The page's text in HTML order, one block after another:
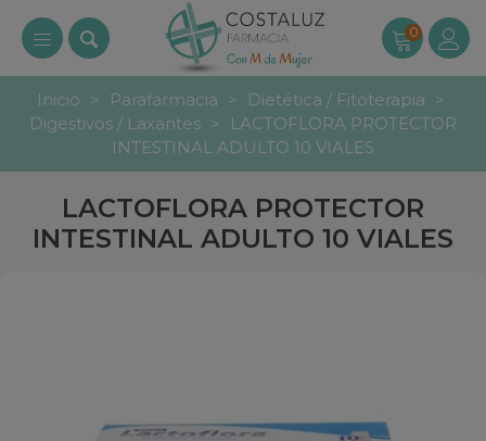
0
Inicio > Parafarmacia > Dietética / Fitoterapia >
Digestivos / Laxantes >
LACTOFLORA PROTECTOR
INTESTINAL ADULTO 10 VIALES
LACTOFLORA PROTECTOR
INTESTINAL ADULTO 10 VIALES